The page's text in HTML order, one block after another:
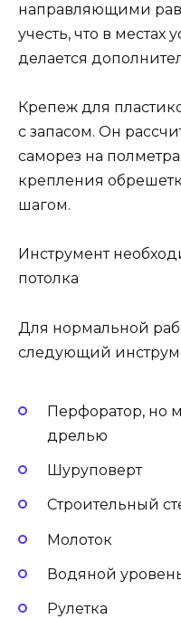
направляющими
учесть, что в местах
делается
Крепеж для
с запасом. Он
саморез на
крепления
шагом.
Инструмент
потолка
Для нормальной
следующий
Перфоратор, но
дрелью
Шуруповерт
Строительный
Молоток
Водяной
Рулетка